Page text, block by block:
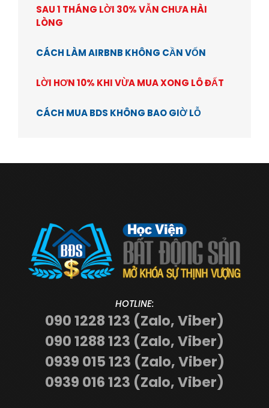
SAU 1 THÁNG LỜI 30% VẪN CHƯA HÀI
LÒNG
CÁCH LÀM AIRBNB KHÔNG CẦN VỐN
LỜI HƠN 10% KHI VỪA MUA XONG LÔ ĐẤT
CÁCH MUA BDS KHÔNG BAO GIỜ LỖ
HOTLINE:
090 1228 123 (Zalo, Viber)
090 1288 123 (Zalo, Viber)
0939 015 123 (Zalo, Viber)
0939 016 123 (Zalo, Viber)